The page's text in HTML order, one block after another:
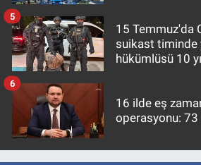
15 Temmuz'da
suikast timinde
hükümlüsü 10
5
16 ilde eş
operasyonu: 73
6